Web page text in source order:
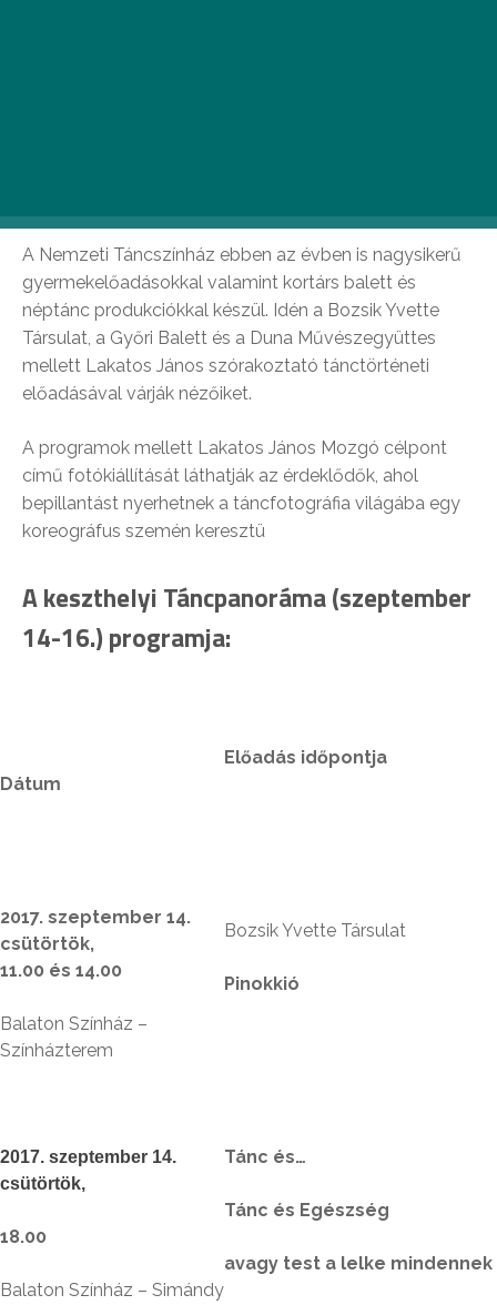
A Nemzeti Táncszínház ebben az évben is nagysikerű
gyermekelőadásokkal valamint kortárs balett és
néptánc produkciókkal készül. Idén a Bozsik Yvette
Társulat, a Győri Balett és a Duna Művészegyüttes
mellett Lakatos János szórakoztató tánctörténeti
előadásával várják nézőiket.
A programok mellett Lakatos János Mozgó célpont
című fotókiállítását láthatják az érdeklődők, ahol
bepillantást nyerhetnek a táncfotográfia világába egy
koreográfus szemén keresztü
A keszthelyi Táncpanoráma (szeptember
14-16.) programja:
Dátum
Előadás időpontja
2017. szeptember 14.
csütörtök,
11.00 és 14.00
Balaton Színház –
Színházterem
Bozsik Yvette Társulat
Pinokkió
2017. szeptember 14.
csütörtök,
18.00
Balaton Színház – Simándy
Tánc és…
Tánc és Egészség
avagy test a lelke mindennek